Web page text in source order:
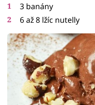
3 banány
6 až 8 lžíc nutelly